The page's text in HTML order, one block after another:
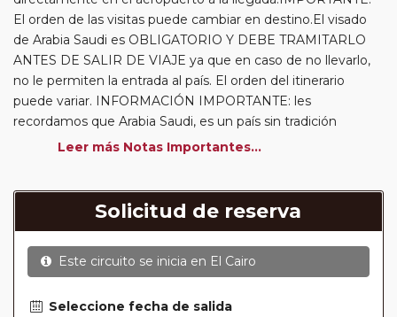
El orden de las visitas puede cambiar en destino.El visado
de Arabia Saudi es OBLIGATORIO Y DEBE TRAMITARLO
ANTES DE SALIR DE VIAJE ya que en caso de no llevarlo,
no le permiten la entrada al país. El orden del itinerario
puede variar. INFORMACIÓN IMPORTANTE: les
recordamos que Arabia Saudi, es un país sin tradición
turística y que solo ahora se abre al turismo, en ocasiones
permiten visita al publico y que pueden existir incidencias
en este sentido. Rogamos lo tengan en cuenta..
Circuitos con Avión incluido:En aquellos circuitos que
tienen vuelos internos incluidos, hay una fecha límite para
realizarán con los datos / documentación presentada por el
Leer más Notas Importantes...
Solicitud de reserva
Este circuito se inicia en El Cairo
Seleccione fecha de salida